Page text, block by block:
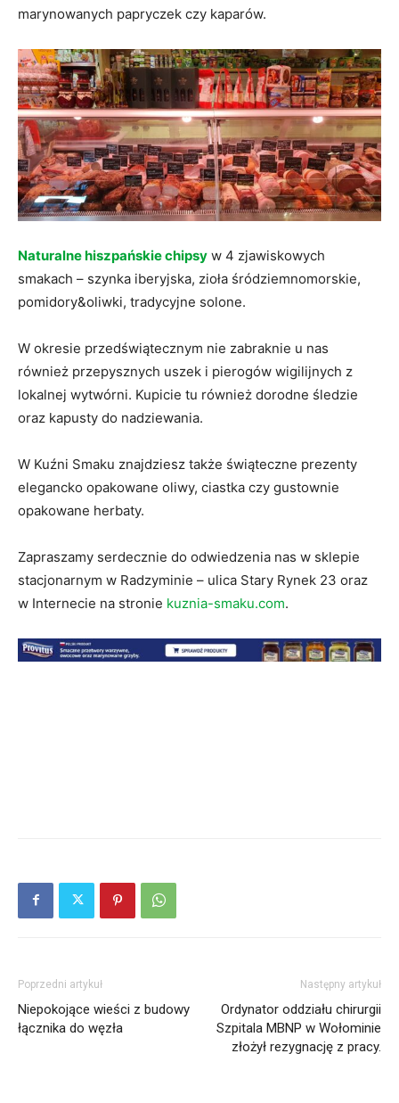
marynowanych papryczek czy kaparów.
Naturalne hiszpańskie chipsy w 4 zjawiskowych
smakach – szynka iberyjska, zioła śródziemnomorskie,
pomidory&oliwki, tradycyjne solone.
W okresie przedświątecznym nie zabraknie u nas
również przepysznych uszek i pierogów wigilijnych z
lokalnej wytwórni. Kupicie tu również dorodne śledzie
oraz kapusty do nadziewania.
W Kuźni Smaku znajdziesz także świąteczne prezenty
elegancko opakowane oliwy, ciastka czy gustownie
opakowane herbaty.
Zapraszamy serdecznie do odwiedzenia nas w sklepie
stacjonarnym w Radzyminie – ulica Stary Rynek 23 oraz
w Internecie na stronie kuznia-smaku.com.
Poprzedni artykuł
Niepokojące wieści z budowy
łącznika do węzła
Następny artykuł
Ordynator oddziału chirurgii
Szpitala MBNP w Wołominie
złożył rezygnację z pracy.